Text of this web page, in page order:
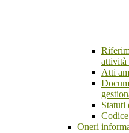
attività
Atti
Statuti
Oneri